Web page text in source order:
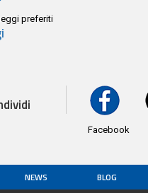
preferiti
Facebook
NEWS BLOG